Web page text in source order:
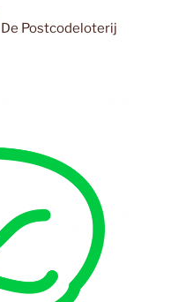
De Postcodeloterij